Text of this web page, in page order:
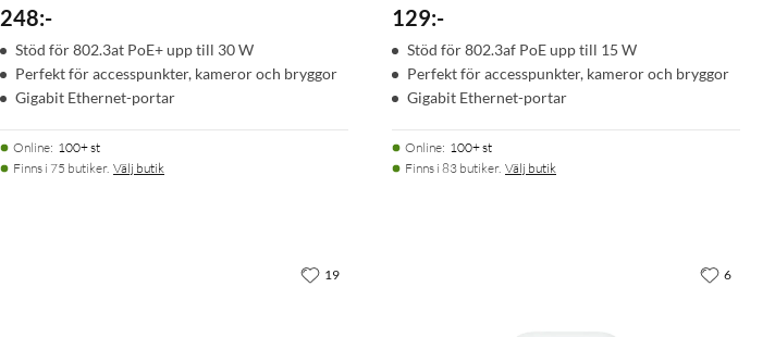
248:-
Stöd för 802.3at PoE+ upp till 30 W
Perfekt för accesspunkter, kameror och bryggor
Gigabit Ethernet-portar
Online: 100+ st
Finns i 75 butiker. Välj butik
129:-
Stöd för 802.3af PoE upp till 15 W
Perfekt för accesspunkter, kameror och bryggor
Gigabit Ethernet-portar
Online: 100+ st
Finns i 83 butiker. Välj butik
19 6